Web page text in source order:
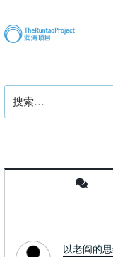
索：
以老阎的